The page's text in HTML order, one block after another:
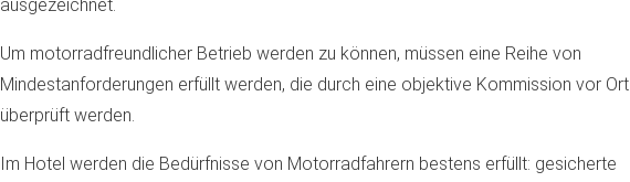
ausgezeichnet.
Um motorradfreundlicher Betrieb werden zu können, müssen eine Reihe von
Mindestanforderungen erfüllt werden, die durch eine objektive Kommission vor Ort
überprüft werden.
Im Hotel werden die Bedürfnisse von Motorradfahrern bestens erfüllt: gesicherte